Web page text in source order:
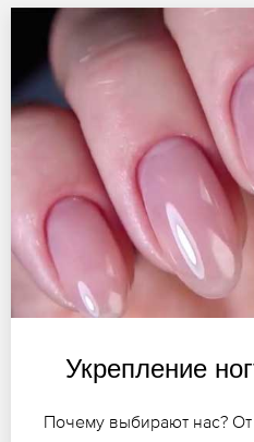
Укрепление
Почему выбирают нас? От